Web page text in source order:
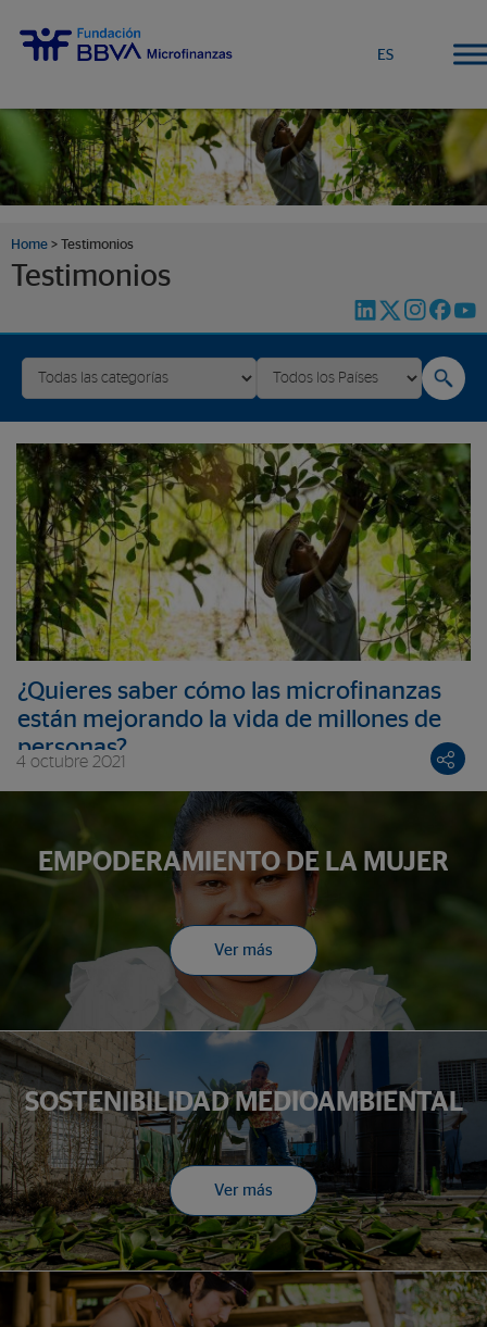
ES
Home > Testimonios
Testimonios
¿Quieres saber cómo las microfinanzas
están mejorando la vida de millones de
personas?
4 octubre 2021
EMPODERAMIENTO DE LA MUJER
Ver más
SOSTENIBILIDAD MEDIOAMBIENTAL
Ver más